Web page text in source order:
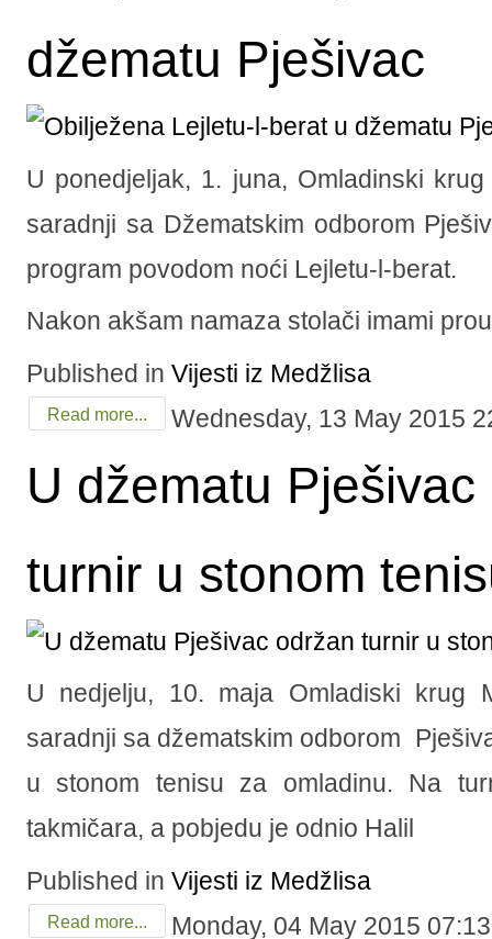
džematu Pješivac
U ponedjeljak, 1. juna, Omladinski
saradnji sa Džematskim odborom
program povodom noći Lejletu-l-berat.
Nakon akšam namaza stolači imami
Published in Vijesti iz Medžlisa
Read more... Wednesday, 13 May 2015
U džematu Pješivac
turnir u stonom
U nedjelju, 10. maja Omladiski krug
saradnji sa džematskim odborom
u stonom tenisu za omladinu. Na
takmičara, a pobjedu je odnio Halil
Published in Vijesti iz Medžlisa
Read more... Monday, 04 May 2015 07:13